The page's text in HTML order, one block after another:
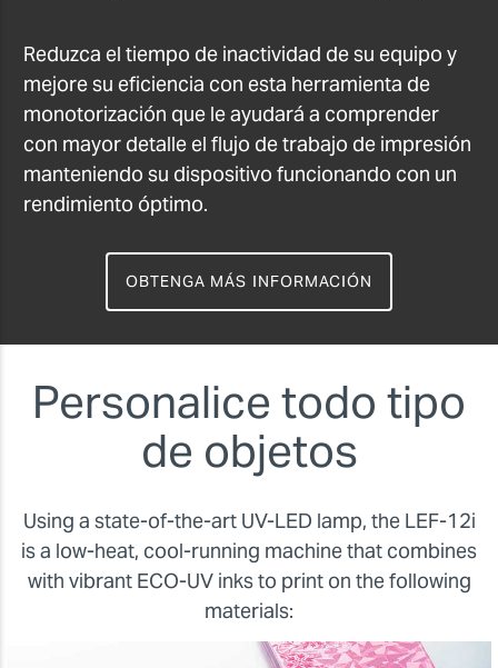
Reduzca el tiempo de inactividad de su equipo y
mejore su eficiencia con esta herramienta de
monotorización que le ayudará a comprender
con mayor detalle el flujo de trabajo de impresión
manteniendo su dispositivo funcionando con un
rendimiento óptimo.
OBTENGA MÁS INFORMACIÓN
Personalice todo tipo
de objetos
Using a state-of-the-art UV-LED lamp, the LEF-12i
is a low-heat, cool-running machine that combines
with vibrant ECO-UV inks to print on the following
materials: